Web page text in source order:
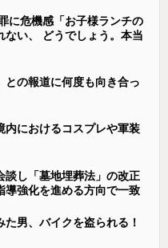
に危機感「お子様ランチの
ない、 どうでしょう。本当
との報道に何度も向き合っ
内におけるコスプレや軍装
談し「墓地埋葬法」の改正
強化を進める方向で一致
た男、バイクを盗られる！